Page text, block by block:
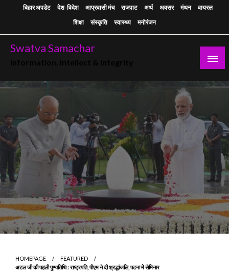
बिहार अपडेट देश-विदेश आप्रवासी मंच राजपाट अर्थ अवसर मंथन
वायरल
शिक्षा
संस्कृति स्वास्थ्य मनोरंजन
Swatva Samachar
HOMEPAGE
FEATURED
अटल जी की पहली पुण्यतिथि : राष्ट्रपति, पीएम ने दी श्रद्धांजलि, पटना में सेमिनार